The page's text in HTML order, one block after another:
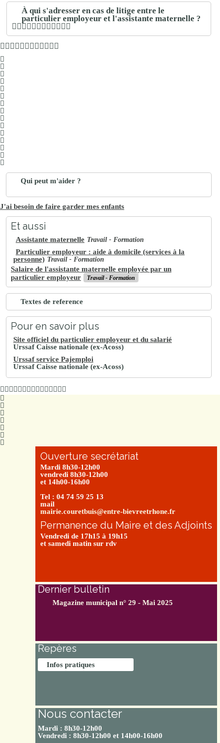
À qui s'adresser en cas de litige entre le
particulier employeur et l'assistante maternelle ?
Qui peut m'aider ?
J'ai besoin de faire garder mes enfants
Et aussi
Assistante maternelle Travail - Formation
Particulier employeur : aide à domicile (services à la
personne) Travail - Formation
Salaire de l'assistante maternelle employée par un
particulier employeur
Travail - Formation
Textes de reference
Pour en savoir plus
Site officiel du particulier employeur et du salarié
Urssaf Caisse nationale (ex-Acoss)
Urssaf service Pajemploi
Urssaf Caisse nationale (ex-Acoss)
Ouverture secrétariat
Mardi 8h30-12h00
vendredi 8h30-12h00
et 14h00-16h00
Tel : 04 74 59 25 13
mail
mairie.couretbuis@entre-bievreetrhone.fr
Permanence du Maire et des Adjoints
Vendredi de 17h15 à 19h15
et samedi matin sur rdv
Dernier bulletin
Magazine municipal n° 29 - Mai 2025
Repères
Infos pratiques
Nous contacter
Mardi : 8h30-12h00
Vendredi : 8h30-12h00 et 14h00-16h00